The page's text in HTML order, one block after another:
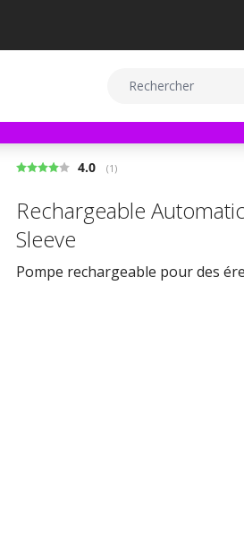
Note moyenne:
4.0 (votes:
1 )
Rechargeable
Sleeve
Pompe rechargeable pour des